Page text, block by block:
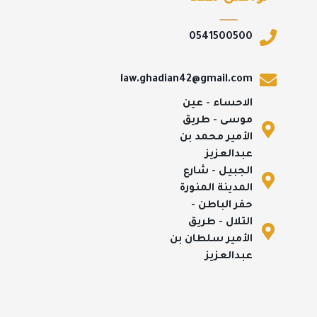
0541500500
law.ghadian42@gmail.com
الاحساء - عين
موسى - طريق
الأمير محمد بن
عبدالعزيز
الجبيل - شارع
المدينة المنورة
حفر الباطن -
التلال - طريق
الأمير سلطان بن
عبدالعزيز